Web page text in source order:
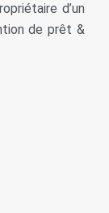
d’un
de prêt &